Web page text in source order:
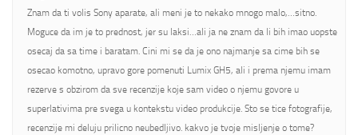
Znam da ti volis Sony aparate, ali meni je to nekako mnogo malo,…sitno.
Moguce da im je to prednost, jer su laksi…ali ja ne znam da li bih imao uopste
osecaj da sa time i baratam. Cini mi se da je ono najmanje sa cime bih se
osecao komotno, upravo gore pomenuti Lumix GH5, ali i prema njemu imam
rezerve s obzirom da sve recenzije koje sam video o njemu govore u
superlativima pre svega u kontekstu video produkcije. Sto se tice fotografije,
recenzije mi deluju prilicno neubedljivo. kakvo je tvoje misljenje o tome?